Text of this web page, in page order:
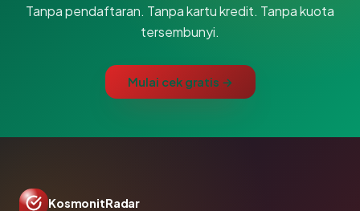
Tanpa pendaftaran. Tanpa kartu kredit. Tanpa kuota
tersembunyi.
Mulai cek gratis →
KosmonitRadar